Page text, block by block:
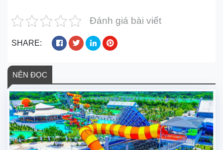
Đánh giá bài viết
SHARE:
NÊN ĐỌC